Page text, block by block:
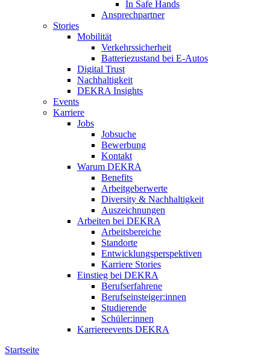
In Safe Hands
Ansprechpartner
Stories
Mobilität
Verkehrssicherheit
Batteriezustand bei E-Autos
Digital Trust
Nachhaltigkeit
DEKRA Insights
Events
Karriere
Jobs
Jobsuche
Bewerbung
Kontakt
Warum DEKRA
Benefits
Arbeitgeberwerte
Diversity & Nachhaltigkeit
Auszeichnungen
Arbeiten bei DEKRA
Arbeitsbereiche
Standorte
Entwicklungsperspektiven
Karriere Stories
Einstieg bei DEKRA
Berufserfahrene
Berufseinsteiger:innen
Studierende
Schüler:innen
Karriereevents DEKRA
Startseite